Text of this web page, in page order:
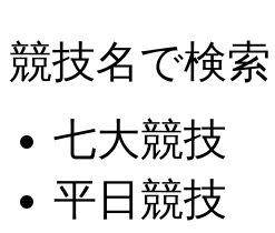
競技名で検索
七大競技
平日競技